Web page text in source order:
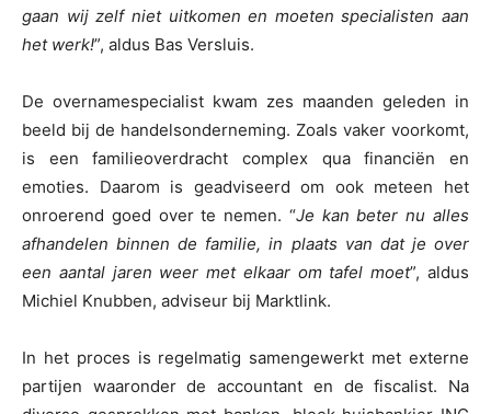
gaan wij zelf niet uitkomen en moeten specialisten aan
het werk!”, aldus Bas Versluis.
De overnamespecialist kwam zes maanden geleden in
beeld bij de handelsonderneming. Zoals vaker voorkomt,
is een familieoverdracht complex qua financiën en
emoties. Daarom is geadviseerd om ook meteen het
onroerend goed over te nemen. “Je kan beter nu alles
afhandelen binnen de familie, in plaats van dat je over
een aantal jaren weer met elkaar om tafel moet”, aldus
Michiel Knubben, adviseur bij Marktlink.
In het proces is regelmatig samengewerkt met externe
partijen waaronder de accountant en de fiscalist. Na